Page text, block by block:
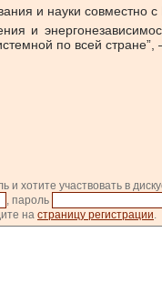
и науки совместно
и
по всей
и хотите участвовать в
, пароль
на страницу регистрации.